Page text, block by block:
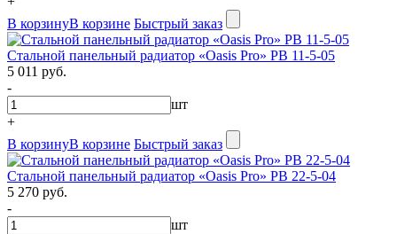
В корзинуВ корзине Быстрый заказ
Стальной панельный радиатор «Oasis Pro» PB 11-5-05
5 011 руб.
-
шт
+
В корзинуВ корзине Быстрый заказ
Стальной панельный радиатор «Oasis Pro» PB 22-5-04
5 270 руб.
-
шт